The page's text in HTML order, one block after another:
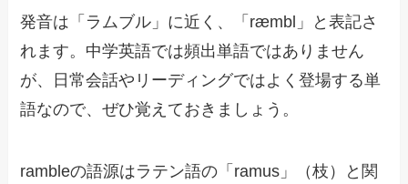
発音は「ラムブル」に近く、「ræmbl」と表記さ
れます。中学英語では頻出単語ではありません
が、日常会話やリーディングではよく登場する単
語なので、ぜひ覚えておきましょう。
rambleの語源はラテン語の「ramus」（枝）と関